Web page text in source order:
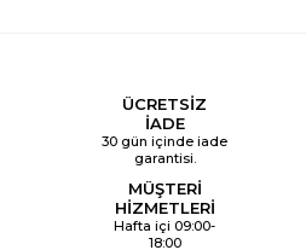
ÜCRETSİZ
İADE
30 gün içinde iade
garantisi.
MÜŞTERİ
HİZMETLERİ
Hafta içi 09:00-
18:00